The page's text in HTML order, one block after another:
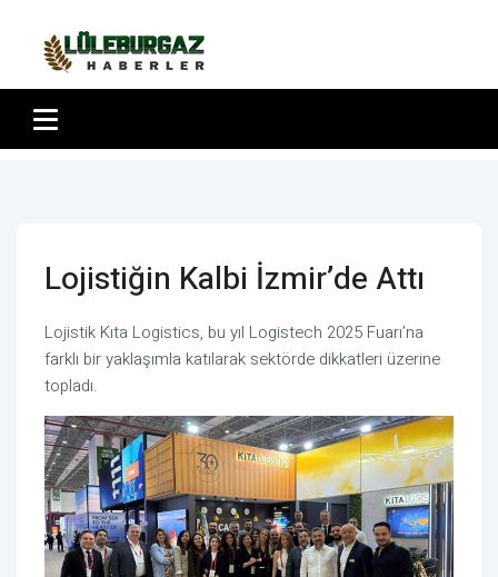
Lojistiğin Kalbi İzmir’de Attı
Lojistik Kıta Logistics, bu yıl Logistech 2025 Fuarı’na
farklı bir yaklaşımla katılarak sektörde dikkatleri üzerine
topladı.